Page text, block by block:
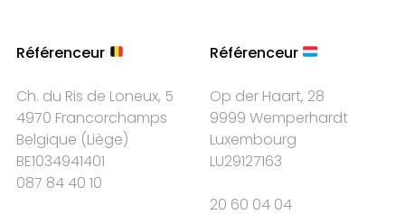
Référenceur
Ch. du Ris de Loneux, 5
4970 Francorchamps
Belgique (Liège)
BE1034941401
087 84 40 10
Référenceur
Op der Haart, 28
9999 Wemperhardt
Luxembourg
LU29127163
20 60 04 04